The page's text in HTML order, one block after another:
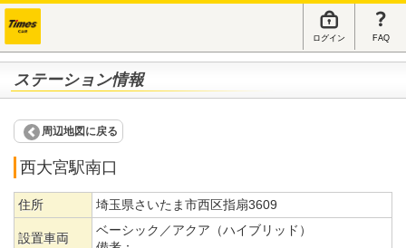
ログイン FAQ
ステーション情報
周辺地図に戻る
西大宮駅南口
住所 埼玉県さいたま市西区指扇3609
設置車両
ベーシック／アクア（ハイブリッド）